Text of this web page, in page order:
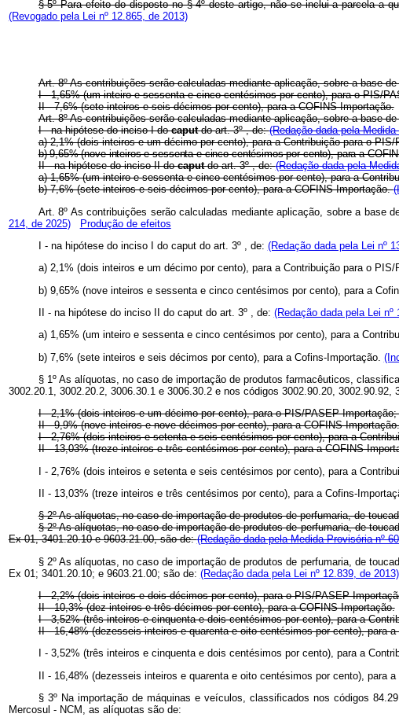
§ 5º Para efeito do disposto no § 4º deste artigo, não se inclui a parcela a
(Revogado pela Lei nº 12.865, de 2013)
Art. 8º As contribuições serão calculadas mediante aplicação, sobre a base
I - 1,65% (um inteiro e sessenta e cinco centésimos por cento), para o PIS/
II - 7,6% (sete inteiros e seis décimos por cento), para a COFINS-Importação.
Art. 8º As contribuições serão calculadas mediante aplicação, sobre a base
I - na hipótese do inciso I docaputdo art. 3º , de:(Redação dada pela
a) 2,1% (dois inteiros e um décimo por cento), para a Contribuição para o
b) 9,65% (nove inteiros e sessenta e cinco centésimos por cento), para a
II - na hipótese do inciso II docaputdo art. 3º , de:(Redação dada pela
a) 1,65% (um inteiro e sessenta e cinco centésimos por cento), para a
b) 7,6% (sete inteiros e seis décimos por cento), para a COFINS-Importação.
Art. 8º As contribuições serão calculadas mediante aplicação, sobre a base
214, de 2025)
Produção de efeitos
I - na hipótese do inciso I do caput do art. 3º , de: (Redação dada pela Lei nº
a) 2,1% (dois inteiros e um décimo por cento), para a Contribuição para o PIS/
b) 9,65% (nove inteiros e sessenta e cinco centésimos por cento), para a
II - na hipótese do inciso II do caput do art. 3º , de: (Redação dada pela Lei nº
a) 1,65% (um inteiro e sessenta e cinco centésimos por cento), para a
b) 7,6% (sete inteiros e seis décimos por cento), para a Cofins-Importação.
§ 1º As alíquotas, no caso de importação de produtos farmacêuticos,
3002.20.1, 3002.20.2, 3006.30.1 e 3006.30.2 e nos códigos 3002.90.20, 3002.90.92,
I - 2,1% (dois inteiros e um décimo por cento), para o PIS/PASEP-Importação;
II - 9,9% (nove inteiros e nove décimos por cento), para a COFINS-Importação.
I - 2,76% (dois inteiros e setenta e seis centésimos por cento), para a
II - 13,03% (treze inteiros e três centésimos por cento), para a COFINS-
I - 2,76% (dois inteiros e setenta e seis centésimos por cento), para a
II - 13,03% (treze inteiros e três centésimos por cento), para a Cofins-
§ 2º As alíquotas, no caso de importação de produtos de perfumaria, de
§ 2º As alíquotas, no caso de importação de produtos de perfumaria, de
Ex 01, 3401.20.10 e 9603.21.00, são de:(Redação dada pela Medida Provisória nº
§ 2º As alíquotas, no caso de importação de produtos de perfumaria, de
Ex 01; 3401.20.10; e 9603.21.00; são de: (Redação dada pela Lei nº 12.839, de 2013)
I - 2,2% (dois inteiros e dois décimos por cento), para o PIS/PASEP-
II - 10,3% (dez inteiros e três décimos por cento), para a COFINS-Importação.
I - 3,52% (três inteiros e cinquenta e dois centésimos por cento), para a
II - 16,48% (dezesseis inteiros e quarenta e oito centésimos por cento), para
I - 3,52% (três inteiros e cinquenta e dois centésimos por cento), para a
II - 16,48% (dezesseis inteiros e quarenta e oito centésimos por cento), para a
§ 3º Na importação de máquinas e veículos, classificados nos códigos
Mercosul - NCM, as alíquotas são de: